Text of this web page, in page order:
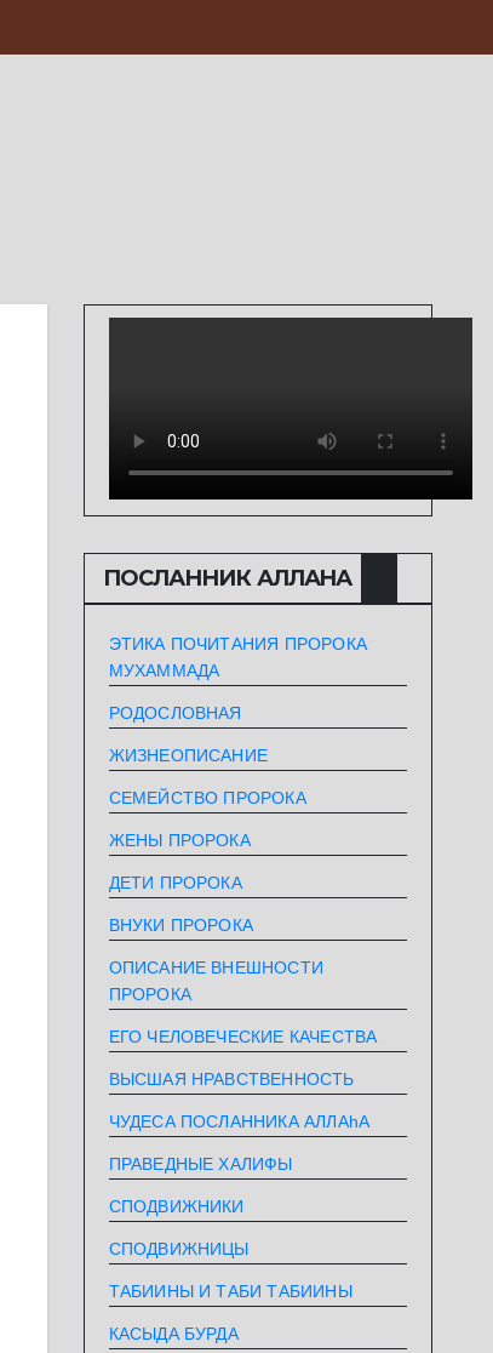
ПОСЛАННИК АЛЛАHА
ЭТИКА ПОЧИТАНИЯ ПРОРОКА
МУХАММАДА
РОДОСЛОВНАЯ
ЖИЗНЕОПИСАНИЕ
СЕМЕЙСТВО ПРОРОКА
ЖЕНЫ ПРОРОКА
ДЕТИ ПРОРОКА
ВНУКИ ПРОРОКА
ОПИСАНИЕ ВНЕШНОСТИ
ПРОРОКА
ЕГО ЧЕЛОВЕЧЕСКИЕ КАЧЕСТВА
ВЫСШАЯ НРАВСТВЕННОСТЬ
ЧУДЕСА ПОСЛАННИКА АЛЛАhА
ПРАВЕДНЫЕ ХАЛИФЫ
СПОДВИЖНИКИ
СПОДВИЖНИЦЫ
ТАБИИНЫ И ТАБИ ТАБИИНЫ
КАСЫДА БУРДА